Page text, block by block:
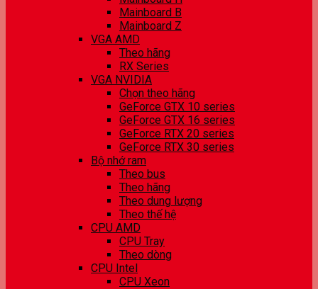
Mainboard B
Mainboard Z
VGA AMD
Theo hãng
RX Series
VGA NVIDIA
Chọn theo hãng
GeForce GTX 10 series
GeForce GTX 16 series
GeForce RTX 20 series
GeForce RTX 30 series
Bộ nhớ ram
Theo bus
Theo hãng
Theo dung lượng
Theo thế hệ
CPU AMD
CPU Tray
Theo dòng
CPU Intel
CPU Xeon